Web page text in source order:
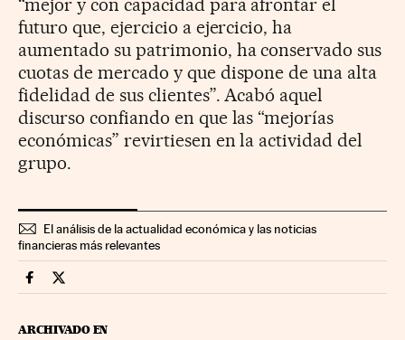
“mejor y con capacidad para afrontar el
futuro que, ejercicio a ejercicio, ha
aumentado su patrimonio, ha conservado sus
cuotas de mercado y que dispone de una alta
fidelidad de sus clientes”. Acabó aquel
discurso confiando en que las “mejorías
económicas” revirtiesen en la actividad del
grupo.
El análisis de la actualidad económica y las noticias
financieras más relevantes
Companias Cinco Días en Facebook
Companias Cinco Días en Twitter
ARCHIVADO EN